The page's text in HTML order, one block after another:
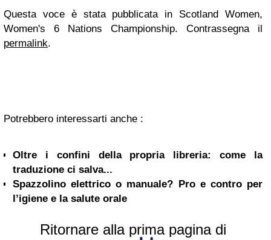
Questa voce è stata pubblicata in Scotland Women,
Women's 6 Nations Championship. Contrassegna il
permalink.
Potrebbero interessarti anche :
Oltre i confini della propria libreria: come la
traduzione ci salva...
Spazzolino elettrico o manuale? Pro e contro per
l’igiene e la salute orale
Ritornare alla prima pagina di